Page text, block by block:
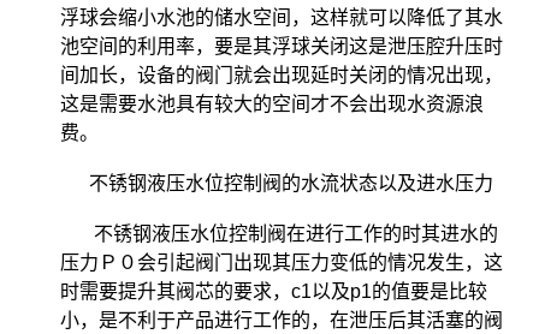
浮球会缩小水池的储水空间，这样就可以降低了其水
池空间的利用率，要是其浮球关闭这是泄压腔升压时
间加长，设备的阀门就会出现延时关闭的情况出现，
这是需要水池具有较大的空间才不会出现水资源浪
费。
不锈钢液压水位控制阀的水流状态以及进水压力
不锈钢液压水位控制阀在进行工作的时其进水的
压力Ｐ０会引起阀门出现其压力变低的情况发生，这
时需要提升其阀芯的要求，c1以及p1的值要是比较
小，是不利于产品进行工作的，在泄压后其活塞的阀